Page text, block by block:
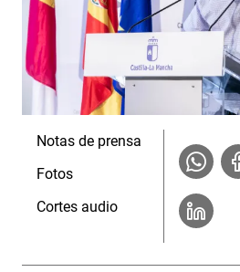
Notas de prensa
Fotos
Cortes audio